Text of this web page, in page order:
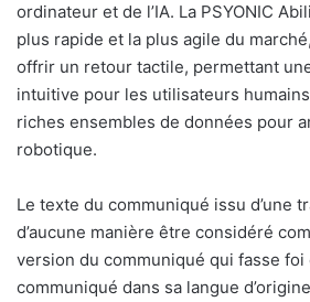
ordinateur et de l’IA. La PSYONIC
plus rapide et la plus agile du
offrir un retour tactile, permettant
intuitive pour les utilisateurs
riches ensembles de données pour
robotique.
Le texte du communiqué issu d’une
d’aucune manière être considéré
version du communiqué qui fasse foi
communiqué dans sa langue